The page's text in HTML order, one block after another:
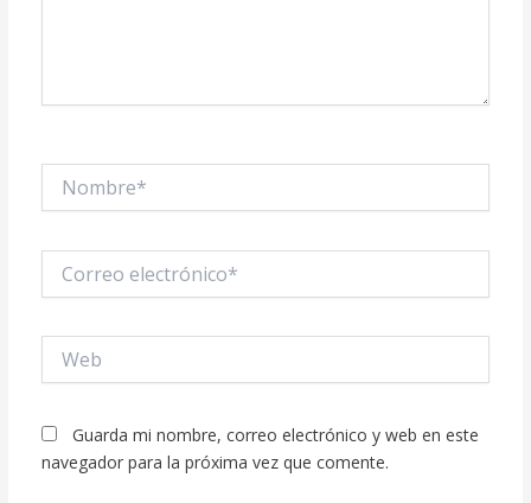
electrónico*
Guarda mi nombre, correo electrónico y web en este
navegador para la próxima vez que comente.